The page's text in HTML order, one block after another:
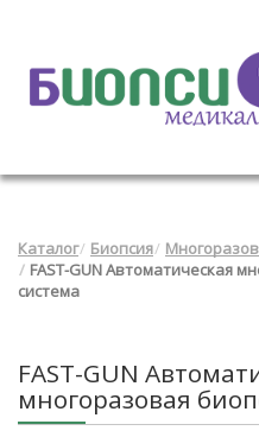
Каталог Биопсия
FAST-GUN Автоматическая
система
FAST-GUN
многоразовая